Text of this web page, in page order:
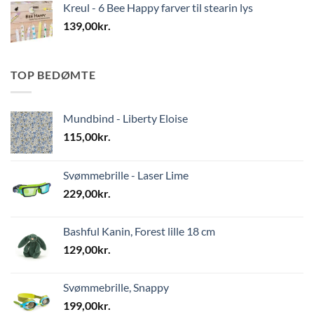
Kreul - 6 Bee Happy farver til stearin lys
139,00kr.
TOP BEDØMTE
Mundbind - Liberty Eloise
115,00kr.
Svømmebrille - Laser Lime
229,00kr.
Bashful Kanin, Forest lille 18 cm
129,00kr.
Svømmebrille, Snappy
199,00kr.